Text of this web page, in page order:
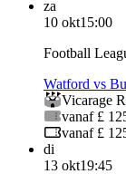
za
10 okt15:00
Football
Watford vs
Vicarage
vanaf £
vanaf £
di
13 okt19:45